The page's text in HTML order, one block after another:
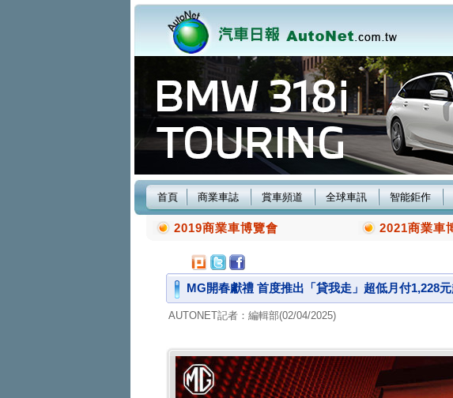
首頁 商業車誌 賞車頻道 全球車訊 智能鉅作
2019商業車博覽會 2021商業車
MG開春獻禮 首度推出「貸我走」超低月付1,228
AUTONET記者：編輯部(02/04/2025)